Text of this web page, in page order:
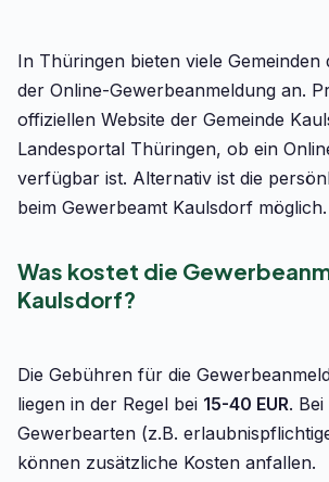
In Thüringen bieten viele Gemeinden
der Online-Gewerbeanmeldung an.
offiziellen Website der Gemeinde
Landesportal Thüringen, ob ein
verfügbar ist. Alternativ ist die
beim Gewerbeamt Kaulsdorf möglich.
Was kostet die
Kaulsdorf?
Die Gebühren für die
liegen in der Regel bei 15-40 EUR.
Gewerbearten (z.B.
können zusätzliche Kosten anfallen.